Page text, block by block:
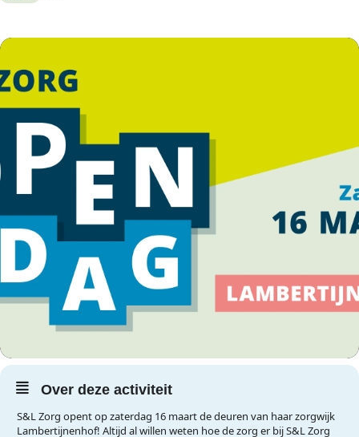
Over deze activiteit
S&L Zorg opent op zaterdag 16 maart de deuren van haar zorgwijk
Lambertijnenhof! Altijd al willen weten hoe de zorg er bij S&L Zorg